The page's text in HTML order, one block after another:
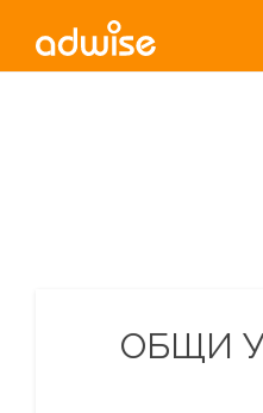
ОБЩИ